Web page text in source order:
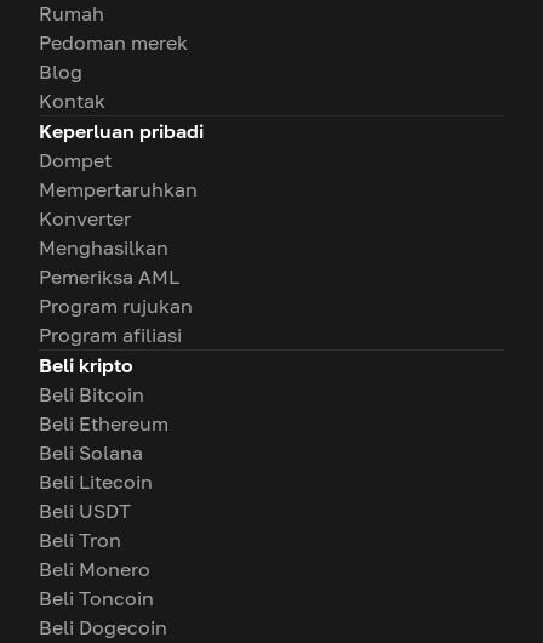
Rumah
Pedoman merek
Blog
Kontak
Keperluan pribadi
Dompet
Mempertaruhkan
Konverter
Menghasilkan
Pemeriksa AML
Program rujukan
Program afiliasi
Beli kripto
Beli Bitcoin
Beli Ethereum
Beli Solana
Beli Litecoin
Beli USDT
Beli Tron
Beli Monero
Beli Toncoin
Beli Dogecoin